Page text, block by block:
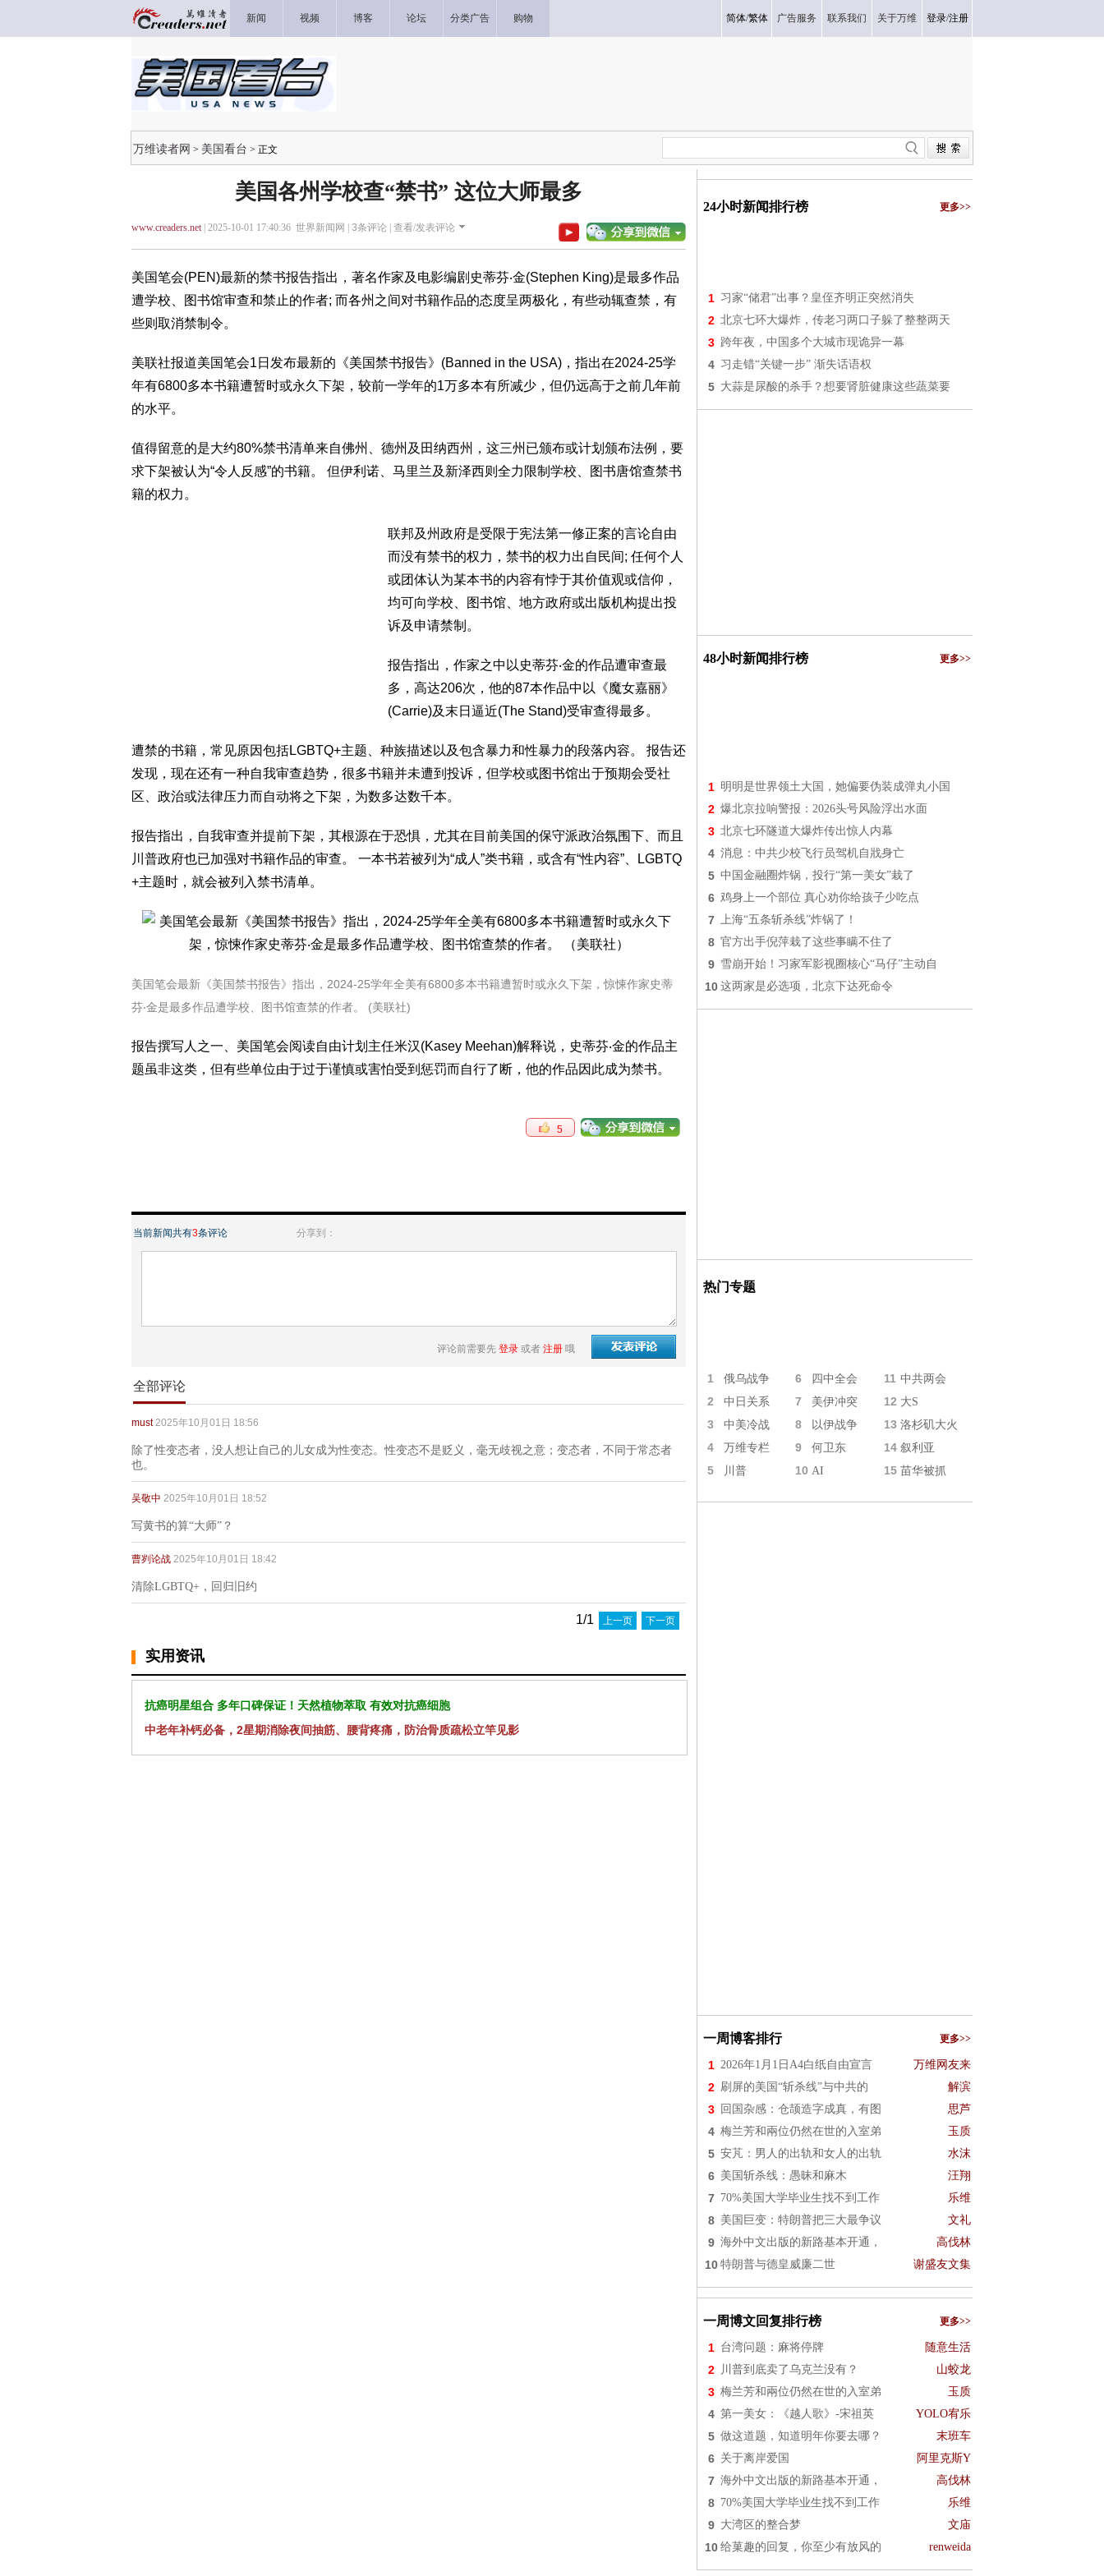
新闻 视频 博客 论坛 分类广告 购物 简体/繁体 广告服务 联系我们 关于万维 登录/注册
万维读者网 > 美国看台 > 正文
美国各州学校查“禁书” 这位大师最多
www.creaders.net| 2025-10-01 17:40:36 世界新闻网 | 3条评论 | 查看/发表评论
美国笔会(PEN)最新的禁书报告指出，著名作家及电影编剧史蒂芬‧金(Stephen King)是最多作品
遭学校、图书馆审查和禁止的作者; 而各州之间对书籍作品的态度呈两极化，有些动辄查禁，有
些则取消禁制令。
美联社报道美国笔会1日发布最新的《美国禁书报告》(Banned in the USA)，指出在2024-25学
年有6800多本书籍遭暂时或永久下架，较前一学年的1万多本有所减少，但仍远高于之前几年前
的水平。
值得留意的是大约80%禁书清单来自佛州、德州及田纳西州，这三州已颁布或计划颁布法例，要
求下架被认为“令人反感”的书籍。 但伊利诺、马里兰及新泽西则全力限制学校、图书唐馆查禁书
籍的权力。
联邦及州政府是受限于宪法第一修正案的言论自由
而没有禁书的权力，禁书的权力出自民间; 任何个人
或团体认为某本书的内容有悖于其价值观或信仰，
均可向学校、图书馆、地方政府或出版机构提出投
诉及申请禁制。
报告指出，作家之中以史蒂芬‧金的作品遭审查最
多，高达206次，他的87本作品中以《魔女嘉丽》
(Carrie)及末日逼近(The Stand)受审查得最多。
遭禁的书籍，常见原因包括LGBTQ+主题、种族描述以及包含暴力和性暴力的段落内容。 报告还
发现，现在还有一种自我审查趋势，很多书籍并未遭到投诉，但学校或图书馆出于预期会受社
区、政治或法律压力而自动将之下架，为数多达数千本。
报告指出，自我审查并提前下架，其根源在于恐惧，尤其在目前美国的保守派政治氛围下、而且
川普政府也已加强对书籍作品的审查。 一本书若被列为“成人”类书籍，或含有“性内容”、LGBTQ
+主题时，就会被列入禁书清单。
美国笔会最新《美国禁书报告》指出，2024-25学年全美有6800多本书籍遭暂时或永久下架，惊悚作家史蒂
芬‧金是最多作品遭学校、图书馆查禁的作者。 (美联社)
报告撰写人之一、美国笔会阅读自由计划主任米汉(Kasey Meehan)解释说，史蒂芬‧金的作品主
题虽非这类，但有些单位由于过于谨慎或害怕受到惩罚而自行了断，他的作品因此成为禁书。
5
当前新闻共有3条评论 分享到：
评论前需要先 登录 或者 注册 哦
全部评论
must 2025年10月01日 18:56
除了性变态者，没人想让自己的儿女成为性变态。性变态不是贬义，毫无歧视之意；变态者，不同于常态者
也。
吴敬中 2025年10月01日 18:52
写黄书的算“大师”？
曹刿论战 2025年10月01日 18:42
清除LGBTQ+，回归旧约
1/1 上一页 下一页
实用资讯
抗癌明星组合 多年口碑保证！天然植物萃取 有效对抗癌细胞
中老年补钙必备，2星期消除夜间抽筋、腰背疼痛，防治骨质疏松立竿见影
24小时新闻排行榜 更多>>
1 习家“储君”出事？皇侄齐明正突然消失
2 北京七环大爆炸，传老习两口子躲了整整两天
3 跨年夜，中国多个大城市现诡异一幕
4 习走错“关键一步” 渐失话语权
5 大蒜是尿酸的杀手？想要肾脏健康这些蔬菜要
48小时新闻排行榜 更多>>
1 明明是世界领土大国，她偏要伪装成弹丸小国
2 爆北京拉响警报：2026头号风险浮出水面
3 北京七环隧道大爆炸传出惊人内幕
4 消息：中共少校飞行员驾机自戕身亡
5 中国金融圈炸锅，投行“第一美女”栽了
6 鸡身上一个部位 真心劝你给孩子少吃点
7 上海“五条斩杀线”炸锅了！
8 官方出手倪萍栽了这些事瞒不住了
9 雪崩开始！习家军影视圈核心“马仔”主动自
10 这两家是必选项，北京下达死命令
热门专题
1 俄乌战争 6 四中全会 11 中共两会
2 中日关系 7 美伊冲突 12 大S
3 中美冷战 8 以伊战争 13 洛杉矶大火
4 万维专栏 9 何卫东 14 叙利亚
5 川普 10 AI 15 苗华被抓
一周博客排行 更多>>
1 2026年1月1日A4白纸自由宣言 万维网友来
2 刷屏的美国“斩杀线”与中共的 解滨
3 回国杂感：仓颉造字成真，有图 思芦
4 梅兰芳和兩位仍然在世的入室弟 玉质
5 安芃：男人的出轨和女人的出轨 水沫
6 美国斩杀线：愚昧和麻木 汪翔
7 70%美国大学毕业生找不到工作 乐维
8 美国巨变：特朗普把三大最争议 文礼
9 海外中文出版的新路基本开通， 高伐林
10 特朗普与德皇威廉二世 谢盛友文集
一周博文回复排行榜 更多>>
1 台湾问题：麻将停牌 随意生活
2 川普到底卖了乌克兰没有？ 山蛟龙
3 梅兰芳和兩位仍然在世的入室弟 玉质
4 第一美女：《越人歌》-宋祖英 YOLO宥乐
5 做这道题，知道明年你要去哪？ 末班车
6 关于离岸爱国 阿里克斯Y
7 海外中文出版的新路基本开通， 高伐林
8 70%美国大学毕业生找不到工作 乐维
9 大湾区的整合梦 文庙
10 给菓趣的回复，你至少有放风的 renweida